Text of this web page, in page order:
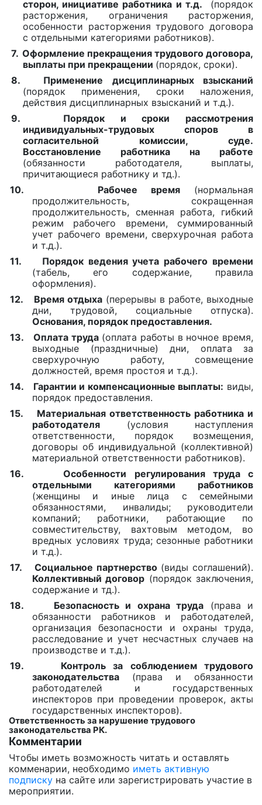
сторон, инициативе работника и т.д. (порядок
расторжения, ограничения расторжения,
особенности расторжения трудового договора
с отдельными категориями работников).
7. Оформление прекращения трудового договора,
выплаты при прекращении (порядок, сроки).
8.
Применение дисциплинарных взысканий
(порядок применения, сроки наложения,
действия дисциплинарных взысканий и т.д.).
9.
Порядок и сроки рассмотрения
индивидуальных-трудовых споров в
согласительной комиссии, суде.
Восстановление работника на работе
(обязанности работодателя, выплаты,
причитающиеся работнику и тд.).
10.
Рабочее время (нормальная
продолжительность, сокращенная
продолжительность, сменная работа, гибкий
режим рабочего времени, суммированный
учет рабочего времени, сверхурочная работа
и т.д.).
11.
Порядок ведения учета рабочего времени
(табель, его содержание, правила
оформления).
12.
Время отдыха (перерывы в работе, выходные
дни, трудовой, социальные отпуска).
Основания, порядок предоставления.
13.
Оплата труда(оплата работы в ночное время,
выходные (праздничные) дни, оплата за
сверхурочную работу, совмещение
должностей, время простоя и т.д.).
14.
Гарантии и компенсационные выплаты: виды,
порядок предоставления.
15.
Материальная ответственность работника и
работодателя (условия наступления
ответственности, порядок возмещения,
договоры об индивидуальной (коллективной)
материальной ответственности работников).
16.
Особенности регулирования труда с
отдельными категориями работников
(женщины и иные лица с семейными
обязанностями, инвалиды; руководители
компаний; работники, работающие по
совместительству, вахтовым методом, во
вредных условиях труда; сезонные работники
и т.д.).
17.
Социальное партнерство(виды соглашений).
Коллективный договор (порядок заключения,
содержание и тд.).
18.
Безопасность и охрана труда (права и
обязанности работников и работодателей,
организация безопасности и охраны труда,
расследование и учет несчастных случаев на
производстве и т.д.).
19.
Контроль за соблюдением трудового
законодательства (права и обязанности
работодателей и государственных
инспекторов при проведении проверок, акты
государственных инспекторов).
Ответственность за нарушение трудового
законодательства РК.
Комментарии
Чтобы иметь возможность читать и оставлять
комменарии, необходимо иметь активную
подписку на сайте или зарегистрировать участие в
мероприятии.